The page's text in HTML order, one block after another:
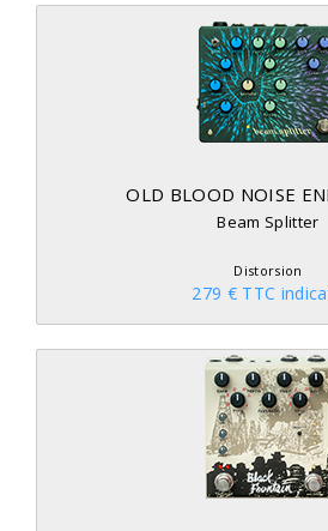
OLD BLOOD NOISE
Beam Splitter
Distorsion
279 € TTC